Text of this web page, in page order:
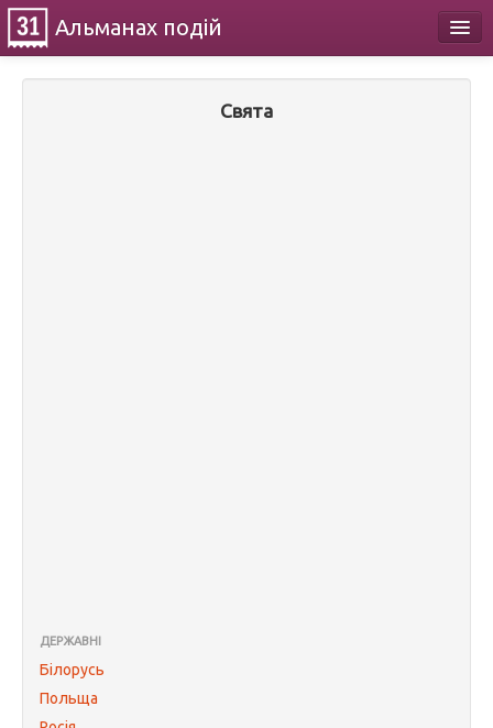
Альманах подій
Свята
ДЕРЖАВНІ
Білорусь
Польща